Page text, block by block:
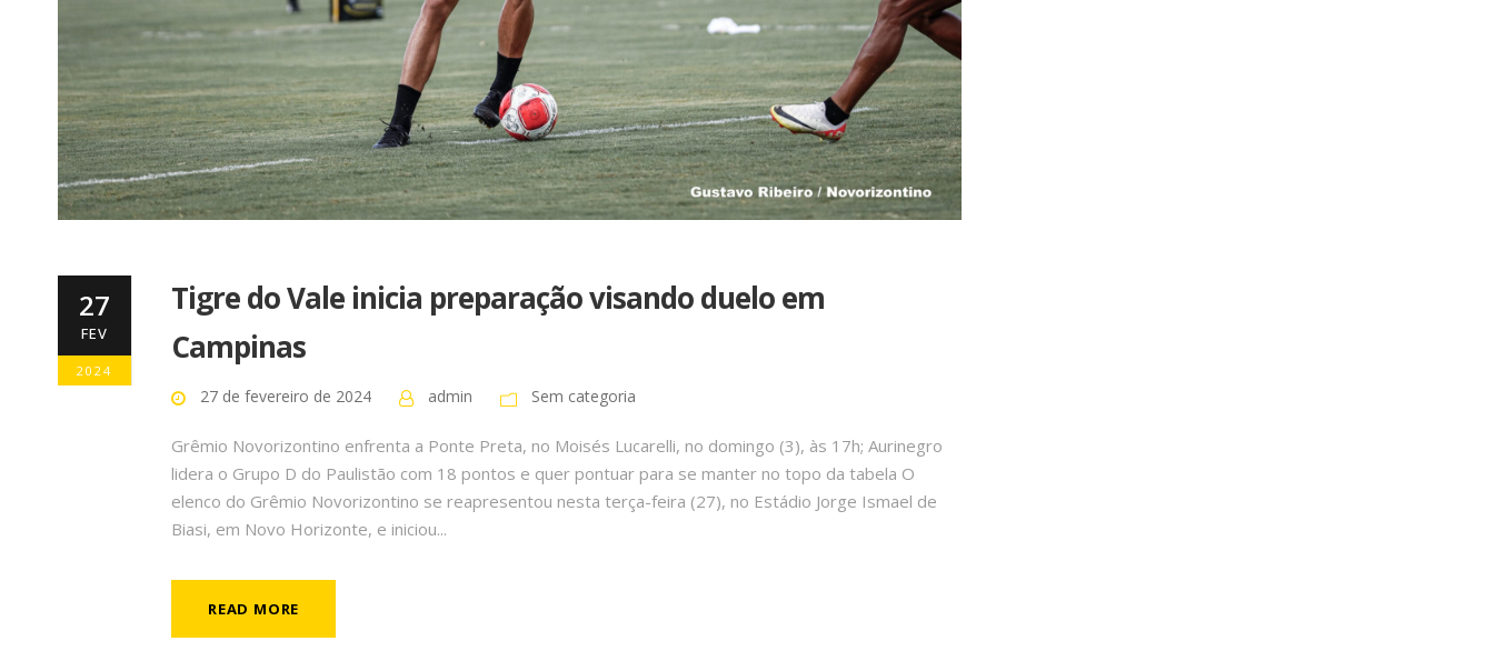
27
FEV
2024
Tigre do Vale inicia preparação visando duelo em
Campinas
27 de fevereiro de 2024 admin Sem categoria
Grêmio Novorizontino enfrenta a Ponte Preta, no Moisés Lucarelli, no domingo (3), às 17h; Aurinegro
lidera o Grupo D do Paulistão com 18 pontos e quer pontuar para se manter no topo da tabela O
elenco do Grêmio Novorizontino se reapresentou nesta terça-feira (27), no Estádio Jorge Ismael de
Biasi, em Novo Horizonte, e iniciou...
READ MORE